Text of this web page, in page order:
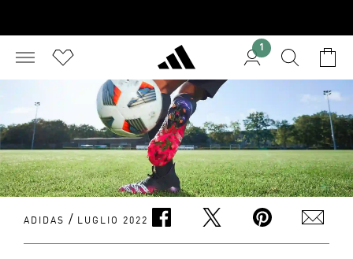
1
ADIDAS / LUGLIO 2022